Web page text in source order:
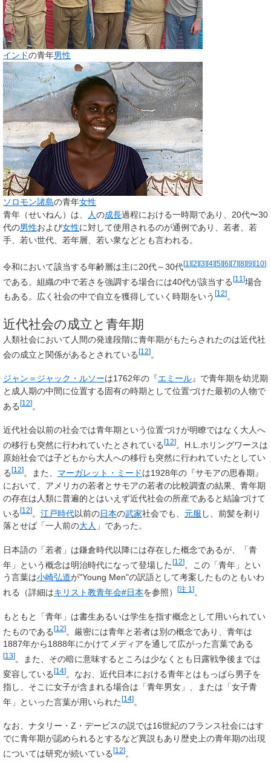
インドの青年男性
ソロモン諸島の青年女性
青年 （せいねん）は、 人の成長過程における一時期であり、20代〜30
代の男性および女性に対して使用されるのが通例であり、 若者、 若
手、 若い世代、 若年層、 若い衆などとも言われる。
令和において該当する年齢層は主に20代～30代[1 ][2][3][4][5][6][7][8][9][10]
である。組織の中で若さを強調する場合には40代が該当する[11 ]場合
もある。広く社会の中で自立を獲得していく時期をいう [12] 。
近代社会の成立と青年期
人類社会において人間の発達段階に青年期がもたらされたのは近代社
会の成立と関係があるとされている[12]。
ジャン＝ジャック・ルソーは1762年の『エミール』で青年期を幼児期
と成人期の中間に位置する固有の時期として位置づけた最初の人物で
ある[12]。
近代社会以前の社会では青年期という位置づけが明瞭ではなく大人へ
の移行も突然に行われていたとされている [12] 。H.L.ホリングワースは
原始社会では子どもから大人への移行も突然に行われていたとしてい
る[12]。また、 マーガレット・ミードは1928年の『サモアの思春期』
において、アメリカの若者とサモアの若者の比較調査の結果、青年期
の存在は人類に普遍的とはいえず近代社会の所産であると結論づけて
いる[12] 江戸時代以前の日本の武家社会でも、 元服 し、前髪を剃り
落とせば「一人前の大人 」であった。
日本語の「若者」は鎌倉時代以降には存在した概念であるが、「青
年」という概念は明治時代になって登場した[12]。この「青年」とい
う言葉は小崎弘道が"Young Men"の訳語として考案したものともいわ
れる（詳細はキリスト教青年会#日本を参照） [注 1 ] 。
もともと「青年」は書生あるいは学生を指す概念として用いられてい
たものである[12]。厳密には青年と若者は別の概念であり、青年は
1887年から1888年にかけてメディアを通して広がった言葉である
[13] 。また、その暗に意味するところは少なくとも日露戦争後までは
変容している[14]。なお、近代日本における青年とはもっぱら男子を
指し、そこに女子が含まれる場合は「青年男女」、または「女子青
年」といった言葉が用いられた[14]。
なお、ナタリー・Z・デービスの説では16世紀のフランス社会にはす
でに青年期が認められるとするなど異説もあり歴史上の青年期の出現
については研究が続いている[12]。